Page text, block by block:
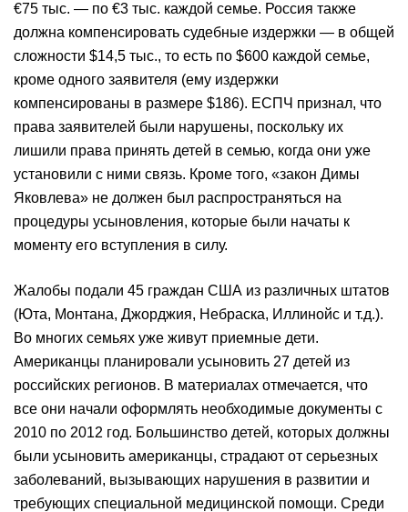
€75 тыс. — по €3 тыс. каждой семье. Россия также
должна компенсировать судебные издержки — в общей
сложности $14,5 тыс., то есть по $600 каждой семье,
кроме одного заявителя (ему издержки
компенсированы в размере $186). ЕСПЧ признал, что
права заявителей были нарушены, поскольку их
лишили права принять детей в семью, когда они уже
установили с ними связь. Кроме того, «закон Димы
Яковлева» не должен был распространяться на
процедуры усыновления, которые были начаты к
моменту его вступления в силу.
Жалобы подали 45 граждан США из различных штатов
(Юта, Монтана, Джорджия, Небраска, Иллинойс и т.д.).
Во многих семьях уже живут приемные дети.
Американцы планировали усыновить 27 детей из
российских регионов. В материалах отмечается, что
все они начали оформлять необходимые документы с
2010 по 2012 год. Большинство детей, которых должны
были усыновить американцы, страдают от серьезных
заболеваний, вызывающих нарушения в развитии и
требующих специальной медицинской помощи. Среди